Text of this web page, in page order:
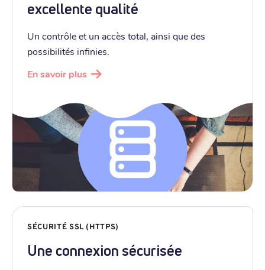
excellente qualité
Un contrôle et un accès total, ainsi que des
possibilités infinies.
En savoir plus
SÉCURITÉ SSL (HTTPS)
Une connexion sécurisée